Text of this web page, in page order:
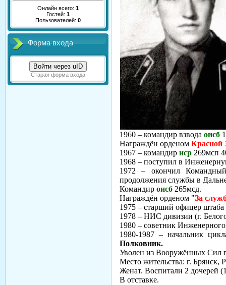
Онлайн всего: 1
Гостей: 1
Пользователей: 0
Форма входа
Войти через uID
Старая форма входа
1960 – командир взвода оисб
Награждён орденом Красной
1967 – командир иср 269мсп
1968 – поступил в
1972 – окончил
продолжения службы в
Командир оисб 265мсд.
Награждён орденом "За
1975 – старший офицер
1978 – НИС дивизии (г.
1980 – советник
1980-1987 – начальник
Полковник.
Уволен из Вооружённых Сил
Место жительства: г. Брянск,
Женат. Воспитали 2 дочерей
В отставке.